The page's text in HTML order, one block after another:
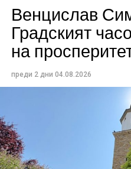
Изборът на Дряновския
шедьовър на
майсторство, вечен
дълбоко послание.
подписан, символизира
сътрудничеството и
кметът Таня Христова.
Венцислав
Градският
на
преди 2 дни 04.08.2026